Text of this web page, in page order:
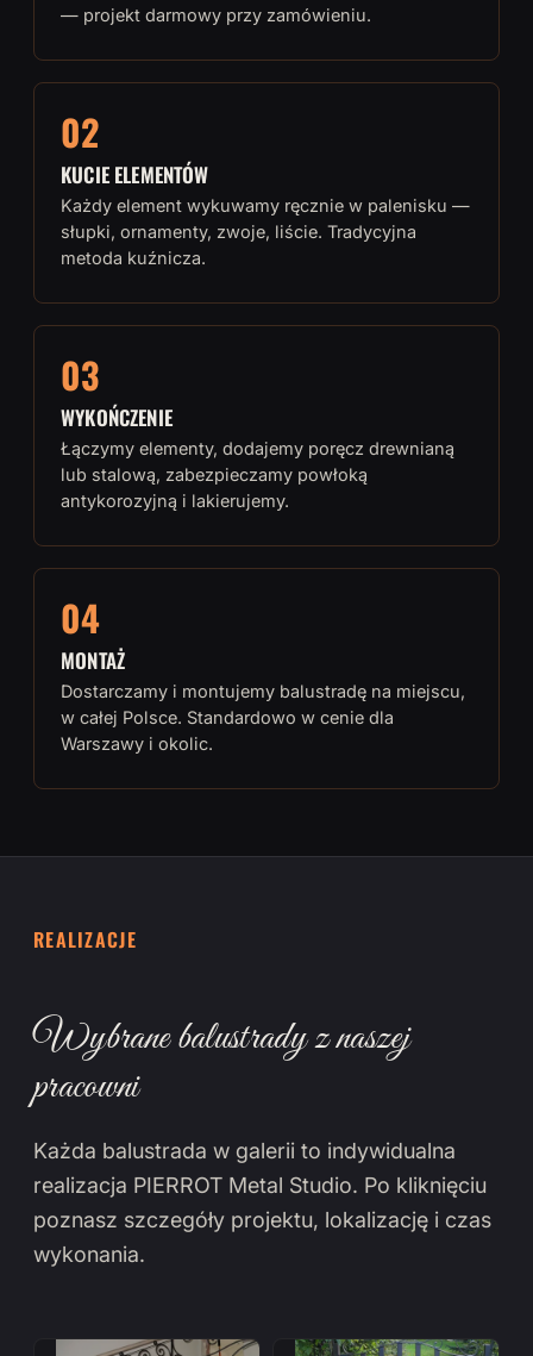
— projekt darmowy przy zamówieniu.
02
KUCIE ELEMENTÓW
Każdy element wykuwamy ręcznie w palenisku —
słupki, ornamenty, zwoje, liście. Tradycyjna
metoda kuźnicza.
03
WYKOŃCZENIE
Łączymy elementy, dodajemy poręcz drewnianą
lub stalową, zabezpieczamy powłoką
antykorozyjną i lakierujemy.
04
MONTAŻ
Dostarczamy i montujemy balustradę na miejscu,
w całej Polsce. Standardowo w cenie dla
Warszawy i okolic.
REALIZACJE
Wybrane balustrady z naszej
pracowni
Każda balustrada w galerii to indywidualna
realizacja PIERROT Metal Studio. Po kliknięciu
poznasz szczegóły projektu, lokalizację i czas
wykonania.